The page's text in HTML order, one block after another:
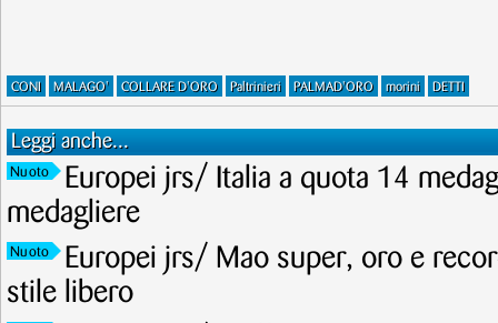
CONI MALAGO' COLLARE D'ORO Paltrinieri PALMAD'ORO morini DETTI
Leggi anche...
Nuoto
Europei jrs/ Italia a quota 14
medagliere
Nuoto
Europei jrs/ Mao super, oro e
stile libero